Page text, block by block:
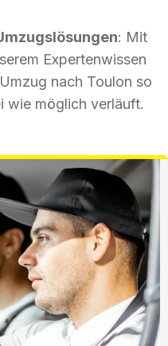
: Mit
Expertenwissen
nach Toulon so
wie möglich verläuft.